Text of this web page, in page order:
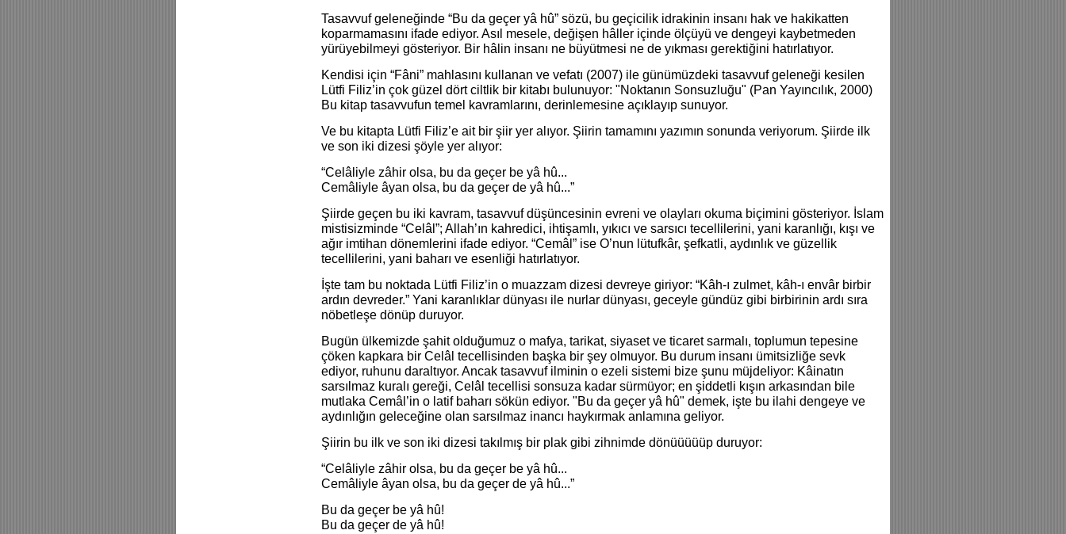
Tasavvuf geleneğinde “Bu da geçer yâ hû” sözü, bu geçicilik idrakinin insanı hak ve hakikatten
koparmamasını ifade ediyor. Asıl mesele, değişen hâller içinde ölçüyü ve dengeyi kaybetmeden
yürüyebilmeyi gösteriyor. Bir hâlin insanı ne büyütmesi ne de yıkması gerektiğini hatırlatıyor.
Kendisi için “Fâni” mahlasını kullanan ve vefatı (2007) ile günümüzdeki tasavvuf geleneği kesilen
Lütfi Filiz’in çok güzel dört ciltlik bir kitabı bulunuyor: "Noktanın Sonsuzluğu" (Pan Yayıncılık, 2000)
Bu kitap tasavvufun temel kavramlarını, derinlemesine açıklayıp sunuyor.
Ve bu kitapta Lütfi Filiz’e ait bir şiir yer alıyor. Şiirin tamamını yazımın sonunda veriyorum. Şiirde ilk
ve son iki dizesi şöyle yer alıyor:
“Celâliyle zâhir olsa, bu da geçer be yâ hû...
Cemâliyle âyan olsa, bu da geçer de yâ hû...”
Şiirde geçen bu iki kavram, tasavvuf düşüncesinin evreni ve olayları okuma biçimini gösteriyor. İslam
mistisizminde “Celâl”; Allah’ın kahredici, ihtişamlı, yıkıcı ve sarsıcı tecellilerini, yani karanlığı, kışı ve
ağır imtihan dönemlerini ifade ediyor. “Cemâl” ise O’nun lütufkâr, şefkatli, aydınlık ve güzellik
tecellilerini, yani baharı ve esenliği hatırlatıyor.
İşte tam bu noktada Lütfi Filiz’in o muazzam dizesi devreye giriyor: “Kâh-ı zulmet, kâh-ı envâr birbir
ardın devreder.” Yani karanlıklar dünyası ile nurlar dünyası, geceyle gündüz gibi birbirinin ardı sıra
nöbetleşe dönüp duruyor.
Bugün ülkemizde şahit olduğumuz o mafya, tarikat, siyaset ve ticaret sarmalı, toplumun tepesine
çöken kapkara bir Celâl tecellisinden başka bir şey olmuyor. Bu durum insanı ümitsizliğe sevk
ediyor, ruhunu daraltıyor. Ancak tasavvuf ilminin o ezeli sistemi bize şunu müjdeliyor: Kâinatın
sarsılmaz kuralı gereği, Celâl tecellisi sonsuza kadar sürmüyor; en şiddetli kışın arkasından bile
mutlaka Cemâl’in o latif baharı sökün ediyor. "Bu da geçer yâ hû" demek, işte bu ilahi dengeye ve
aydınlığın geleceğine olan sarsılmaz inancı haykırmak anlamına geliyor.
Şiirin bu ilk ve son iki dizesi takılmış bir plak gibi zihnimde dönüüüüüp duruyor:
“Celâliyle zâhir olsa, bu da geçer be yâ hû...
Cemâliyle âyan olsa, bu da geçer de yâ hû...”
Bu da geçer be yâ hû!
Bu da geçer de yâ hû!